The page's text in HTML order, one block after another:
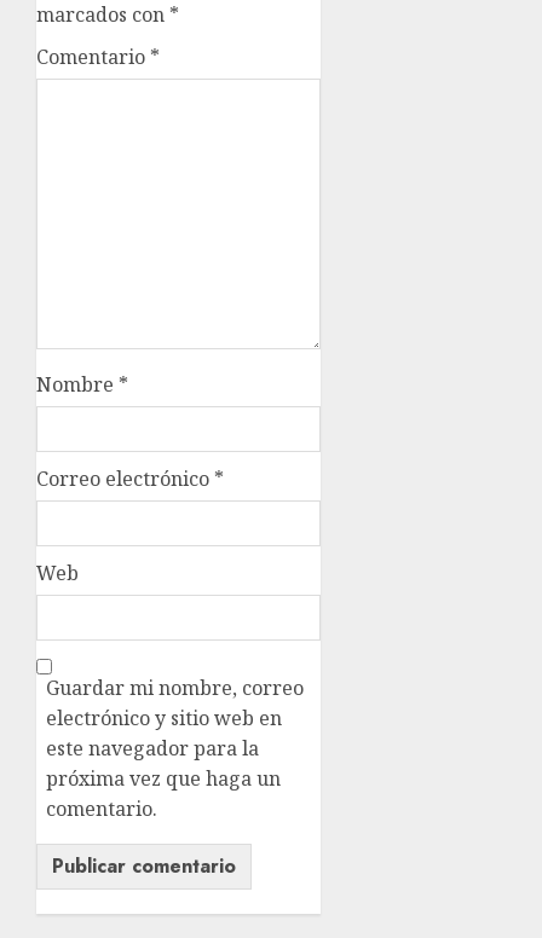
marcados con *
Comentario *
Nombre *
Correo electrónico *
Web
Guardar mi nombre, correo
electrónico y sitio web en
este navegador para la
próxima vez que haga un
comentario.